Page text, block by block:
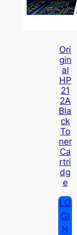
Ori
Gin
Al
HP
21
2A
Bla
Ck
To
Ner
Ca
Rtri
Dg
E
LO
GI
N